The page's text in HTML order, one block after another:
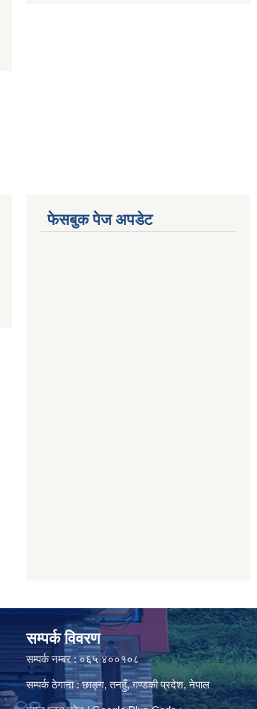
फेसबुक पेज अपडेट
सम्पर्क विवरण
सम्पर्क नम्बर : ०६५ ४००१०८
सम्पर्क ठेगाना : छाङ्ग, तनहुँ, गण्डकी प्रदेश, नेपाल